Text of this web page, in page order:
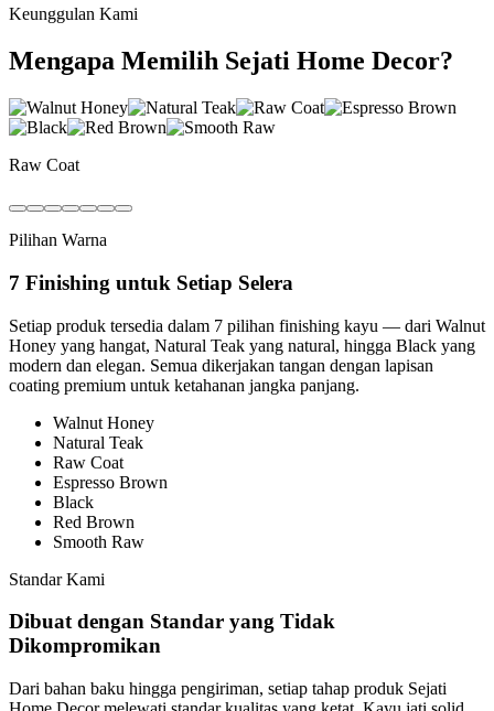
Keunggulan Kami
Mengapa Memilih Sejati Home Decor?
Raw Coat
Pilihan Warna
7 Finishing untuk Setiap Selera
Setiap produk tersedia dalam 7 pilihan finishing kayu — dari Walnut
Honey yang hangat, Natural Teak yang natural, hingga Black yang
modern dan elegan. Semua dikerjakan tangan dengan lapisan
coating premium untuk ketahanan jangka panjang.
Walnut Honey
Natural Teak
Raw Coat
Espresso Brown
Black
Red Brown
Smooth Raw
Standar Kami
Dibuat dengan Standar yang Tidak
Dikompromikan
Dari bahan baku hingga pengiriman, setiap tahap produk Sejati